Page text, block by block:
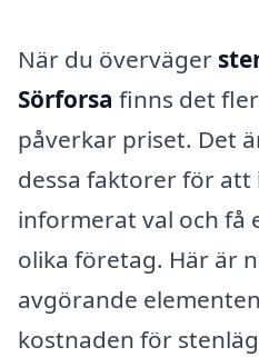
När du överväger
Sörforsa finns det
påverkar priset. Det
dessa faktorer för
informerat val och få
olika företag. Här är
avgörande
kostnaden för